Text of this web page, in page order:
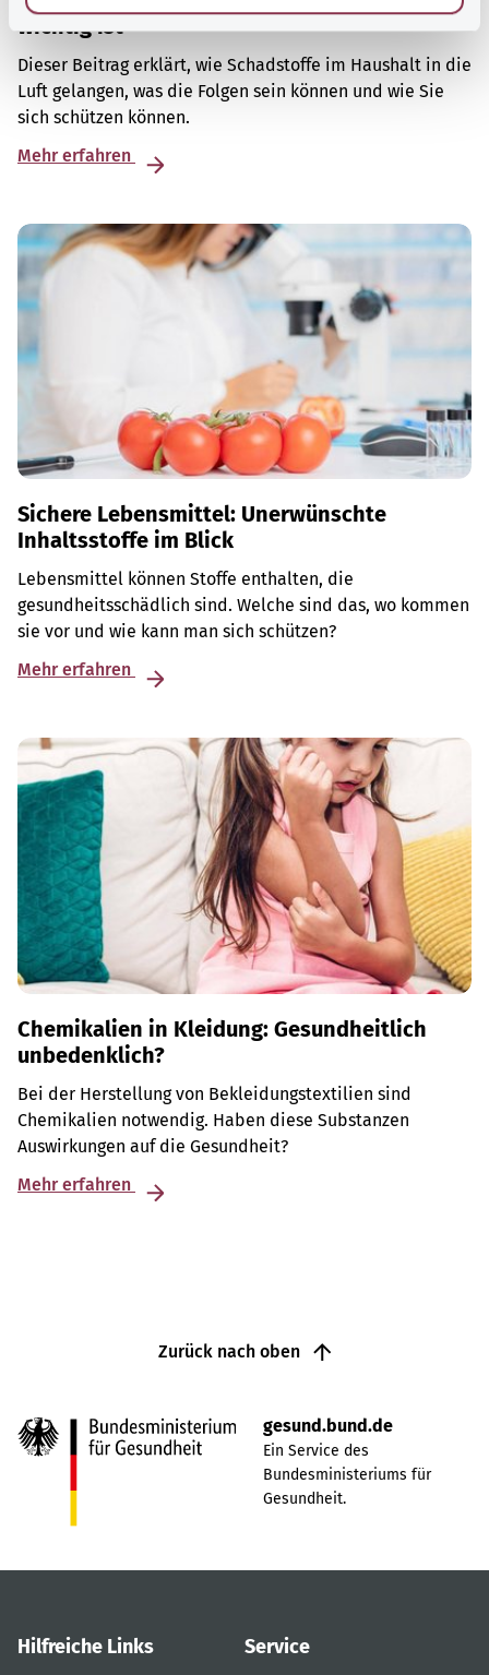
wichtig ist
Dieser Beitrag erklärt, wie Schadstoffe im Haushalt in die
Luft gelangen, was die Folgen sein können und wie Sie
sich schützen können.
Mehr erfahren
Sichere Lebensmittel: Unerwünschte
Inhaltsstoffe im Blick
Lebensmittel können Stoffe enthalten, die
gesundheitsschädlich sind. Welche sind das, wo kommen
sie vor und wie kann man sich schützen?
Mehr erfahren
Chemikalien in Kleidung: Gesundheitlich
unbedenklich?
Bei der Herstellung von Bekleidungstextilien sind
Chemikalien notwendig. Haben diese Substanzen
Auswirkungen auf die Gesundheit?
Mehr erfahren
Zurück nach oben
gesund.bund.de
Ein Service des
Bundesministeriums für
Gesundheit.
Hilfreiche Links Service